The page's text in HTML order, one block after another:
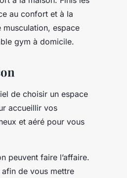
au confort et à la
espace
gym à domicile.
de choisir un espace
accueillir vos
et aéré pour vous
peuvent faire l’affaire.
de vous mettre